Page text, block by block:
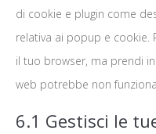
di cookie e plugin come
relativa ai popup e cookie.
il tuo browser, ma prendi
web potrebbe non
6.1 Gestisci le